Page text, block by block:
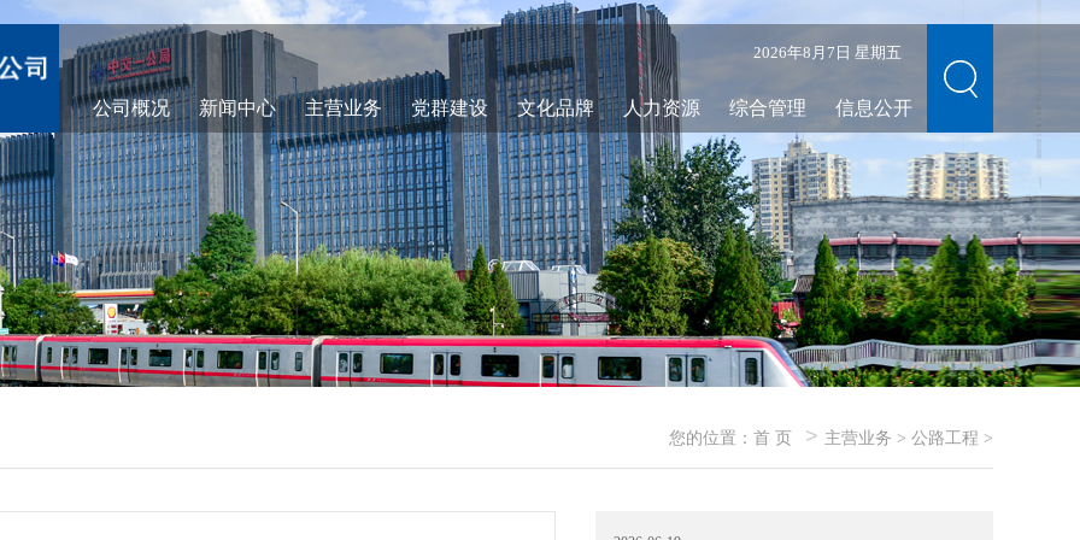
2026年8月7日 星期五
公司概况 新闻中心 主营业务 党群建设 文化品牌 人力资源 综合管理 信息公开
您的位置： 首 页 > 主营业务 > 公路工程 >